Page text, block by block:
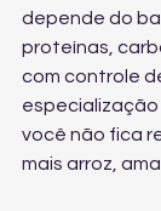
depende do
proteínas,
com controle
você não fica
mais arroz,